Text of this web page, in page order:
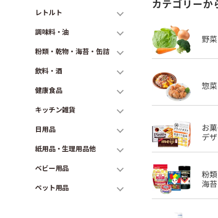
レトルト
調味料・油
粉類・乾物・海苔・缶詰
飲料・酒
健康食品
キッチン雑貨
日用品
紙用品・生理用品他
ベビー用品
ペット用品
カテゴリーか